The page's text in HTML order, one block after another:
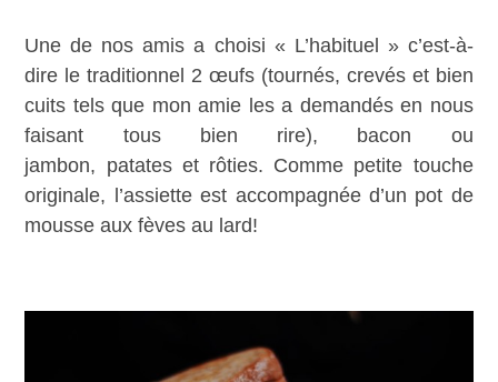
Une de nos amis a choisi « L’habituel » c’est-à-
dire le traditionnel 2 œufs (tournés, crevés et bien
cuits tels que mon amie les a demandés en nous
faisant tous bien rire), bacon ou
jambon, patates et rôties. Comme petite touche
originale, l’assiette est accompagnée d’un pot de
mousse aux fèves au lard!